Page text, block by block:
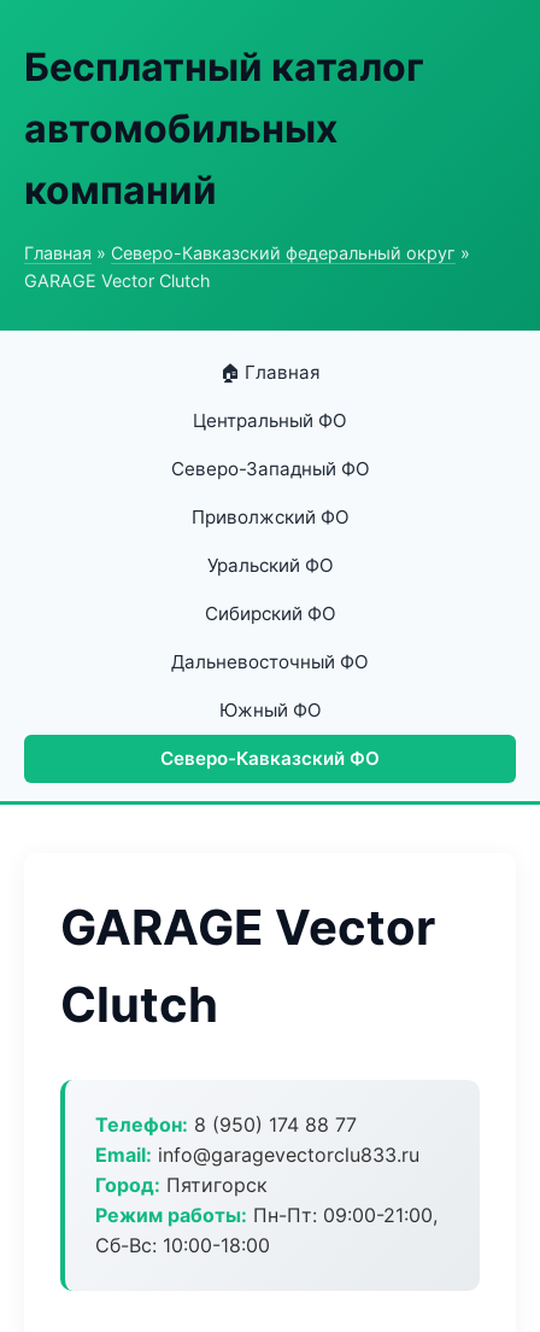
Бесплатный каталог
автомобильных
компаний
Главная » Северо-Кавказский федеральный округ »
GARAGE Vector Clutch
🏠 Главная
Центральный ФО
Северо-Западный ФО
Приволжский ФО
Уральский ФО
Сибирский ФО
Дальневосточный ФО
Южный ФО
Северо-Кавказский ФО
GARAGE Vector
Clutch
Телефон: 8 (950) 174 88 77
Email: info@garagevectorclu833.ru
Город: Пятигорск
Режим работы: Пн-Пт: 09:00-21:00,
Сб-Вс: 10:00-18:00